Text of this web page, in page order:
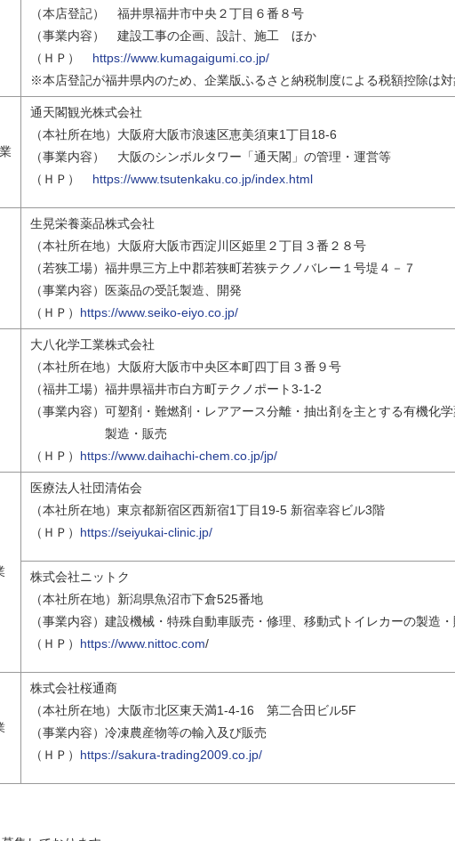
（本店登記） 福井県福井市中央２丁目６番８号
（事業内容） 建設工事の企画、設計、施工 ほか
（ＨＰ） https://www.kumagaigumi.co.jp/
※本店登記が福井県内のため、企業版ふるさと納税制度による税額控除は対
通天閣観光株式会社
（本社所在地）大阪府大阪市浪速区恵美須東1丁目18-6
（事業内容） 大阪のシンボルタワー「通天閣」の管理・運営等
（ＨＰ） https://www.tsutenkaku.co.jp/index.html
生晃栄養薬品株式会社
（本社所在地）大阪府大阪市西淀川区姫里２丁目３番２８号
（若狭工場）福井県三方上中郡若狭町若狭テクノバレー１号堤４－７
（事業内容）医薬品の受託製造、開発
（ＨＰ） https://www.seiko-eiyo.co.jp/
大八化学工業株式会社
（本社所在地）大阪府大阪市中央区本町四丁目３番９号
（福井工場）福井県福井市白方町テクノポート3-1-2
（事業内容）可塑剤・難燃剤・レアアース分離・抽出剤を主とする有機化
製造・販売
（ＨＰ） https://www.daihachi-chem.co.jp/jp/
医療法人社団清佑会
（本社所在地）東京都新宿区西新宿1丁目19-5 新宿幸容ビル3階
（ＨＰ） https://seiyukai-clinic.jp/
株式会社ニットク
（本社所在地）新潟県魚沼市下倉525番地
（事業内容）建設機械・特殊自動車販売・修理、移動式トイレカーの製造
（ＨＰ） https://www.nittoc.com/
株式会社桜通商
（本社所在地）大阪市北区東天満1-4-16 第二合田ビル5F
（事業内容）冷凍農産物等の輸入及び販売
（ＨＰ） https://sakura-trading2009.co.jp/